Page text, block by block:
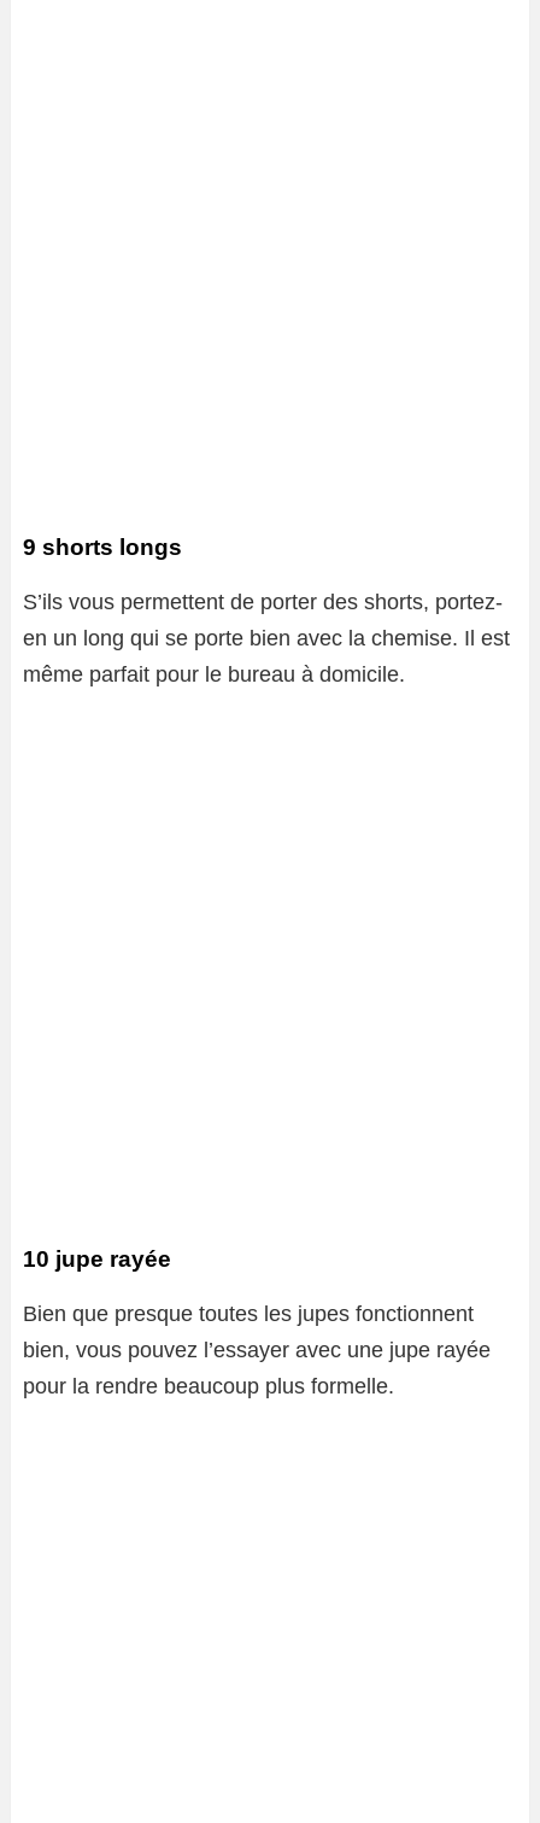
9 shorts longs
S’ils vous permettent de porter des shorts, portez-
en un long qui se porte bien avec la chemise. Il est
même parfait pour le bureau à domicile.
10 jupe rayée
Bien que presque toutes les jupes fonctionnent
bien, vous pouvez l’essayer avec une jupe rayée
pour la rendre beaucoup plus formelle.